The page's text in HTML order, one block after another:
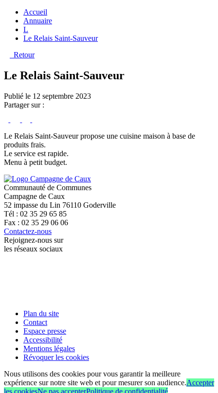
Accueil
Annuaire
L
Le Relais Saint-Sauveur
Retour
Le Relais Saint-Sauveur
Publié le 12 septembre 2023
Partager sur :
Le Relais Saint-Sauveur propose une cuisine maison à base de
produits frais.
Le service est rapide.
Menu à petit budget.
Communauté de Communes
Campagne de Caux
52 impasse du Lin 76110 Goderville
Tél : 02 35 29 65 85
Fax : 02 35 29 06 06
Contactez-nous
Rejoignez-nous sur
les réseaux sociaux
Plan du site
Contact
Espace presse
Accessibilité
Mentions légales
Révoquer les cookies
Nous utilisons des cookies pour vous garantir la meilleure
expérience sur notre site web et pour mesurer son audience.Accepter
les cookiesNe pas accepterPolitique de confidentialité